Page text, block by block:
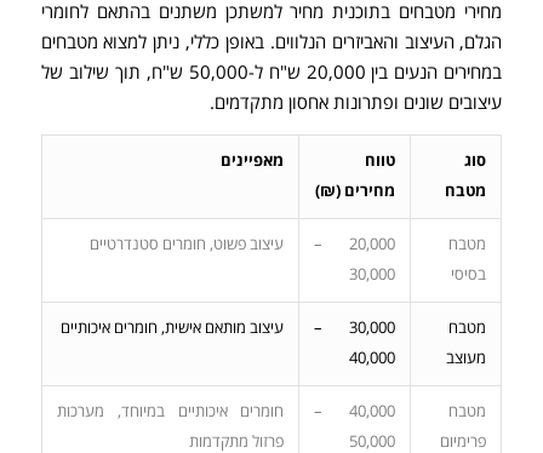
מחירי מטבחים בתוכנית מחיר למשתכן משתנים בהתאם לחומרי
הגלם, העיצוב והאביזרים הנלווים. באופן כללי, ניתן למצוא מטבחים
במחירים הנעים בין 20,000 ש"ח ל-50,000 ש"ח, תוך שילוב של
עיצובים שונים ופתרונות אחסון מתקדמים.
סוג
מטבח
טווח
מחירים (₪)
מאפיינים
מטבח
בסיסי
20,000 –
30,000
עיצוב פשוט, חומרים סטנדרטיים
מטבח
מעוצב
30,000 –
40,000
עיצוב מותאם אישית, חומרים איכותיים
מטבח
פרימיום
40,000 –
50,000
חומרים איכותיים במיוחד, מערכות
פרזול מתקדמות